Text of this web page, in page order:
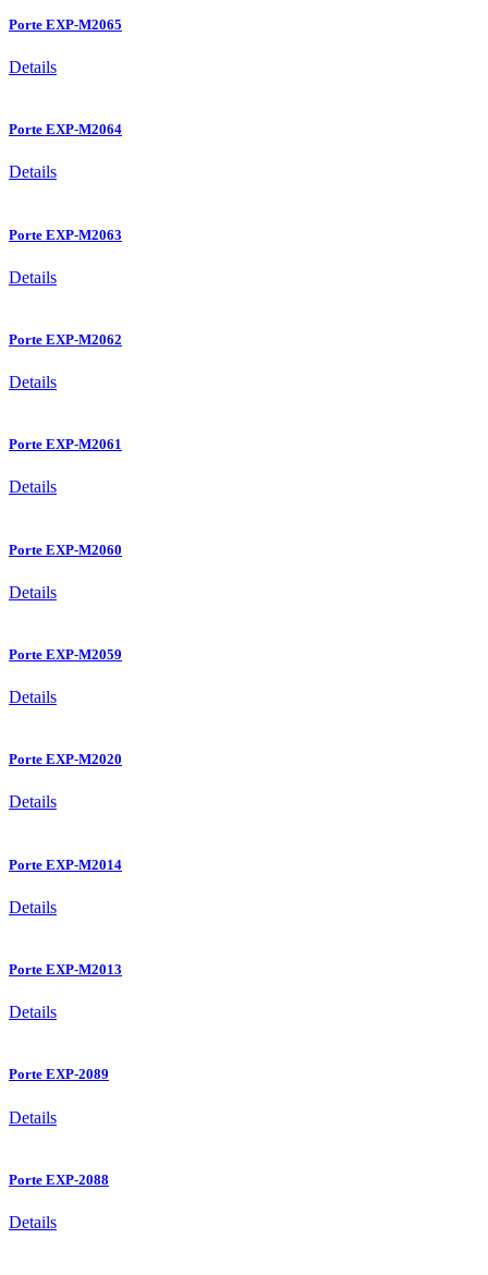
Porte EXP-M2065
Details
Porte EXP-M2064
Details
Porte EXP-M2063
Details
Porte EXP-M2062
Details
Porte EXP-M2061
Details
Porte EXP-M2060
Details
Porte EXP-M2059
Details
Porte EXP-M2020
Details
Porte EXP-M2014
Details
Porte EXP-M2013
Details
Porte EXP-2089
Details
Porte EXP-2088
Details